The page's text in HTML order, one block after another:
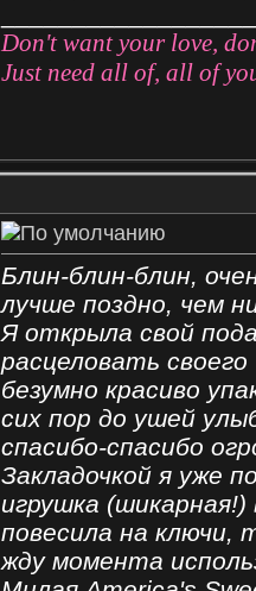
Don't want your love,
Just need all of, all of
Блин-блин-блин,
лучше поздно, чем
Я открыла свой
расцеловать
безумно красиво
сих пор до ушей
спасибо-спасибо
Закладочкой я уже
игрушка
повесила на ключи,
жду момента